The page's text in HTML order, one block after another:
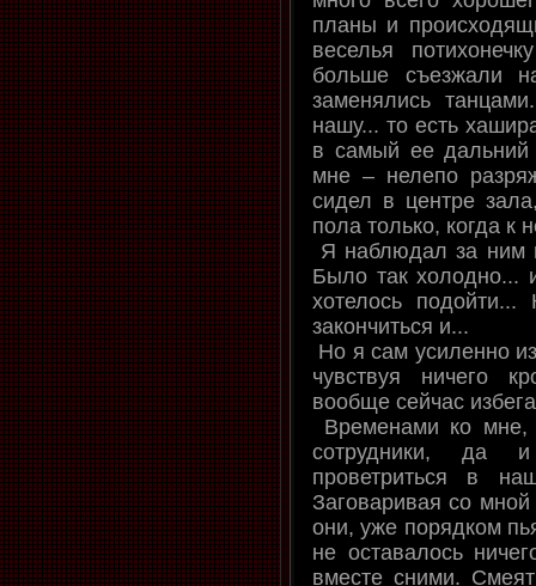
планы и
веселья
больше съезжали
заменялись
нашу... то есть
в самый ее
мне – нелепо
сидел в центре
пола только, когда к
Я наблюдал за ним
Было так холодно...
хотелось подойти...
закончиться и...
Но я сам усиленно
чувствуя ничего
вообще сейчас
Временами ко мне,
сотрудники, да
проветриться в
Заговаривая со
они, уже порядком
не оставалось
вместе сними.